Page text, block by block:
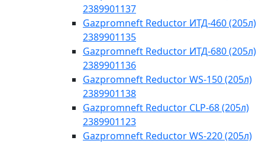
2389901137
Gazpromneft Reductor ИТД-460 (205л)
2389901135
Gazpromneft Reductor ИТД-680 (205л)
2389901136
Gazpromneft Reductor WS-150 (205л)
2389901138
Gazpromneft Reductor CLP-68 (205л)
2389901123
Gazpromneft Reductor WS-220 (205л)